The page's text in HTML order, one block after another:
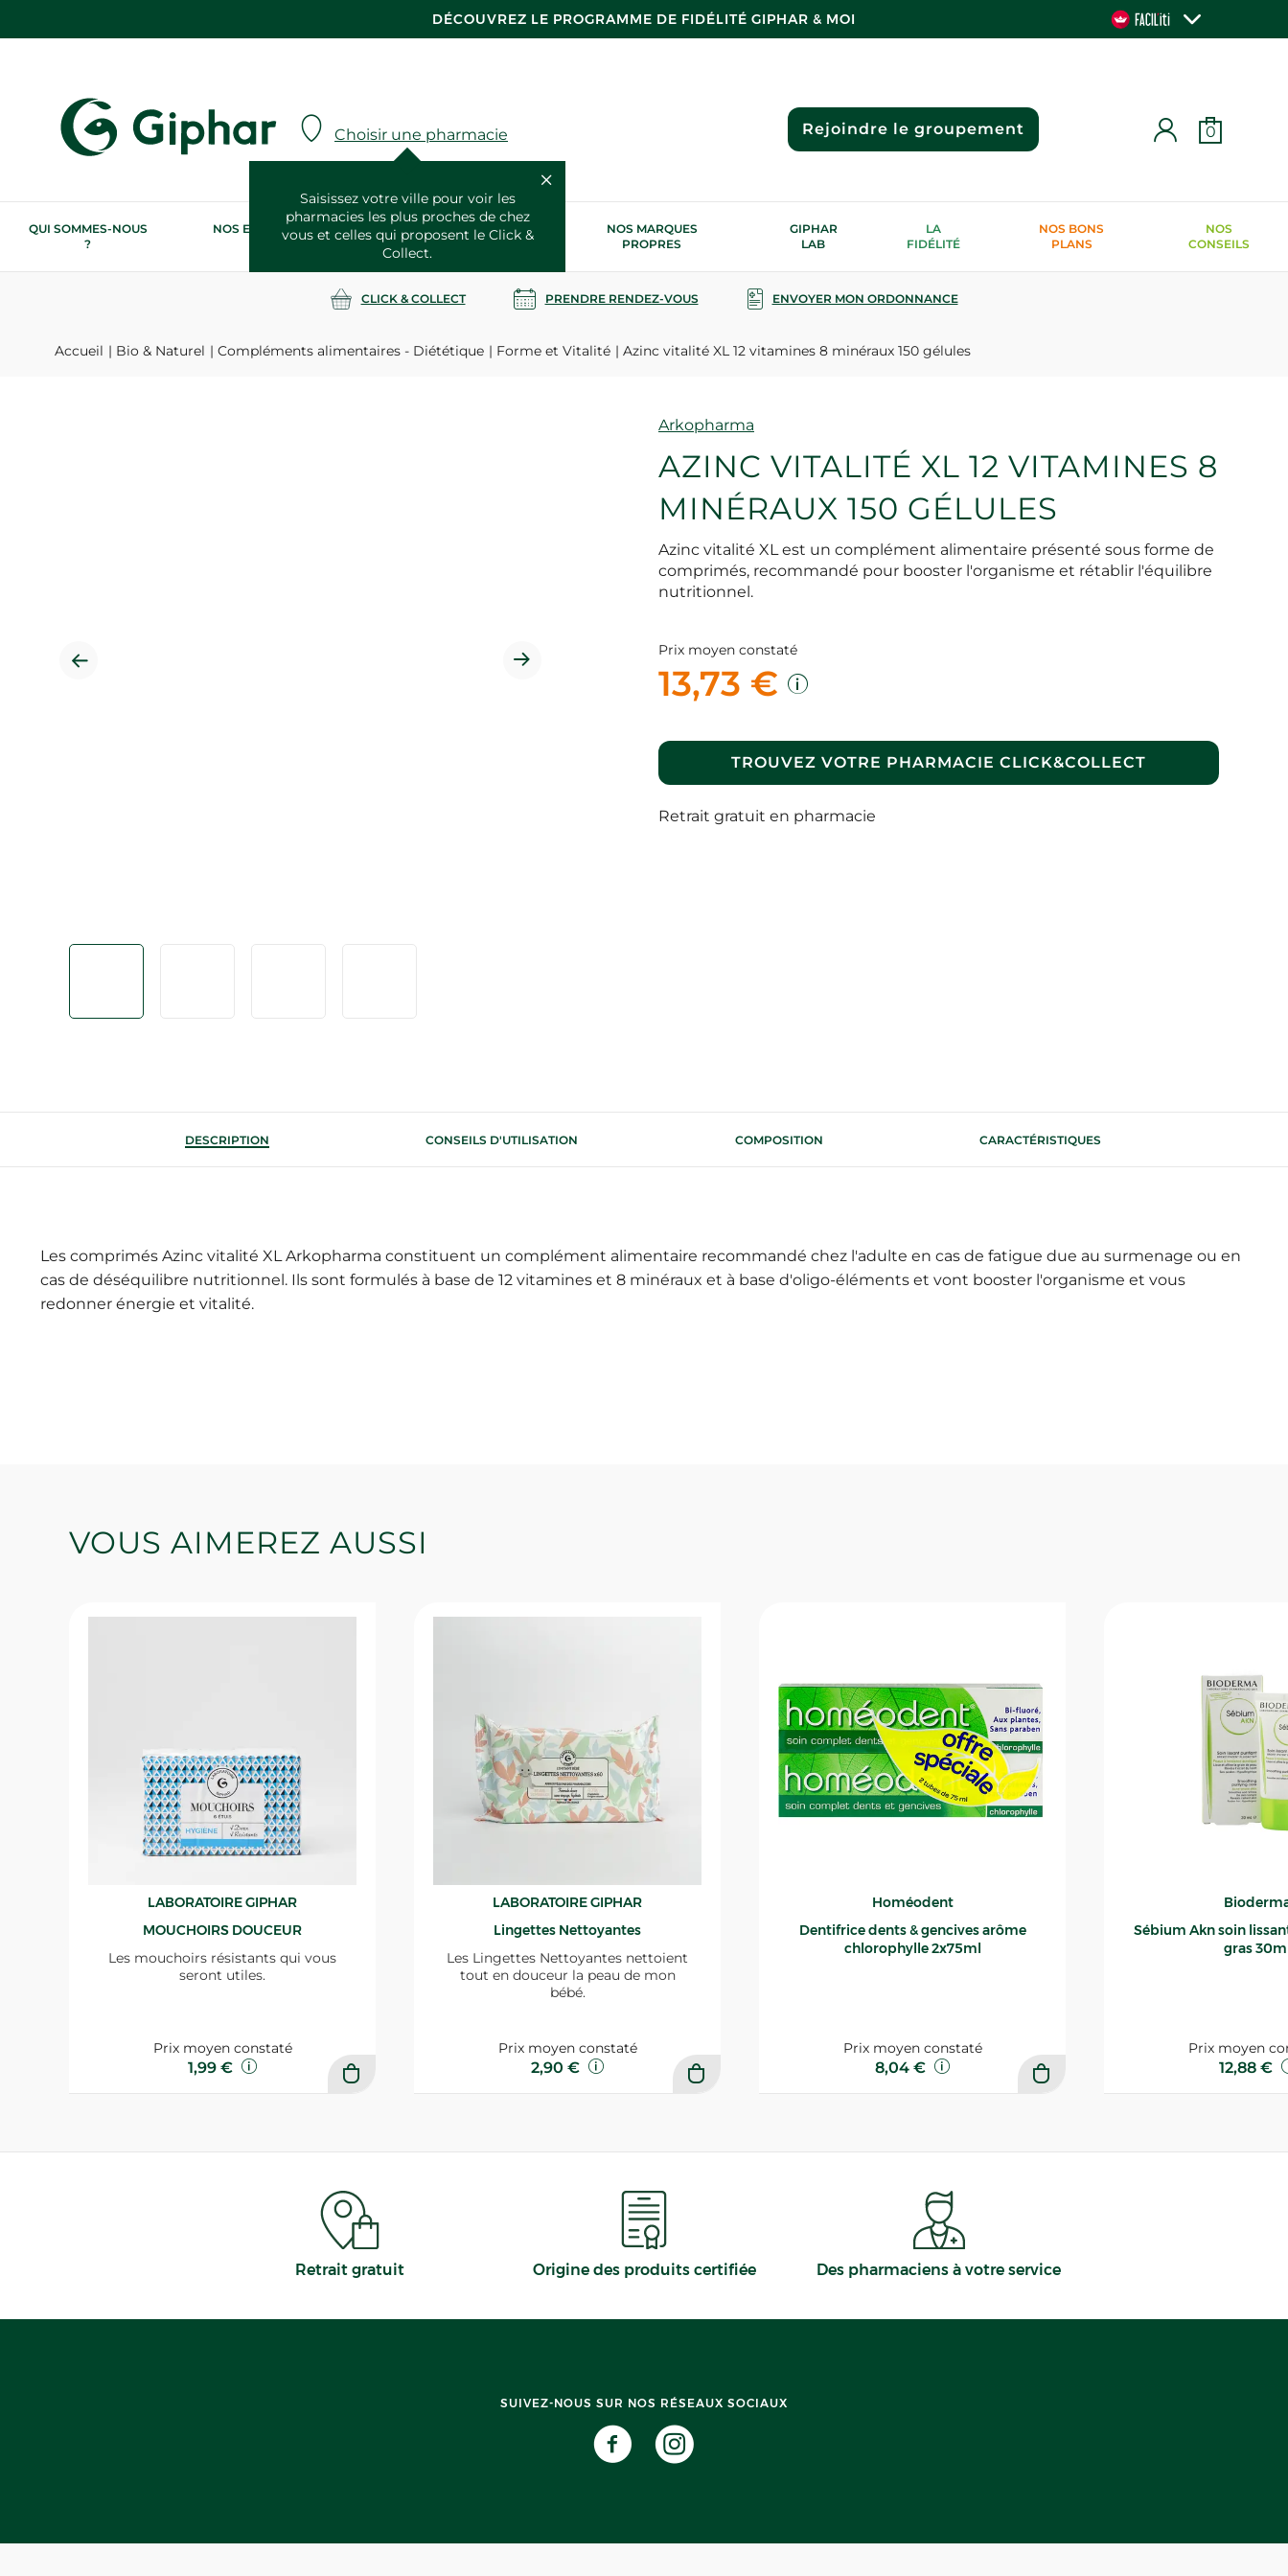
DÉCOUVREZ LE PROGRAMME DE FIDÉLITÉ GIPHAR & MOI
Choisir une pharmacie
Saisissez votre ville pour voir les
pharmacies les plus proches de chez
vous et celles qui proposent le Click &
Collect.
Rejoindre le groupement 0
QUI SOMMES-NOUS
?
NOS ENGAGEMENTS
RSE
NOS SERVICES
SANTÉ
NOS MARQUES
PROPRES
GIPHAR
LAB
LA
FIDÉLITÉ
NOS BONS
PLANS
NOS
CONSEILS
CLICK & COLLECT PRENDRE RENDEZ-VOUS ENVOYER MON ORDONNANCE
Accueil Bio & Naturel Compléments alimentaires - Diététique Forme et Vitalité Azinc vitalité XL 12 vitamines 8 minéraux 150 gélules
Marque
Arkopharma
AZINC VITALITÉ XL 12 VITAMINES 8
MINÉRAUX 150 GÉLULES
Azinc vitalité XL est un complément alimentaire présenté sous forme de
comprimés, recommandé pour booster l'organisme et rétablir l'équilibre
nutritionnel.
Prix moyen constaté
13,73 €
TROUVEZ VOTRE PHARMACIE CLICK&COLLECT
Retrait gratuit en pharmacie
DESCRIPTION CONSEILS D'UTILISATION COMPOSITION CARACTÉRISTIQUES
Les comprimés Azinc vitalité XL Arkopharma constituent un complément alimentaire recommandé chez l'adulte en cas de fatigue due au surmenage ou en
cas de déséquilibre nutritionnel. Ils sont formulés à base de 12 vitamines et 8 minéraux et à base d'oligo-éléments et vont booster l'organisme et vous
redonner énergie et vitalité.
VOUS AIMEREZ AUSSI
LABORATOIRE GIPHAR
MOUCHOIRS DOUCEUR
Les mouchoirs résistants qui vous
seront utiles.
Prix moyen constaté
1,99 €
LABORATOIRE GIPHAR
Lingettes Nettoyantes
Les Lingettes Nettoyantes nettoient
tout en douceur la peau de mon
bébé.
Prix moyen constaté
2,90 €
Homéodent
Dentifrice dents & gencives arôme
chlorophylle 2x75ml
Prix moyen constaté
8,04 €
Sébium Akn soin lissant
gras
Prix moyen
12,88 €
Retrait gratuit Origine des produits certifiée Des pharmaciens à votre service
SUIVEZ-NOUS SUR NOS RÉSEAUX SOCIAUX